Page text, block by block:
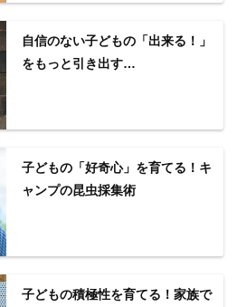
自信のない子どもの「出来る！」
をもっと引き出す…
子どもの「好奇心」を育てる！キ
ャンプの昆虫採集術
子どもの積極性を育てる！家族で